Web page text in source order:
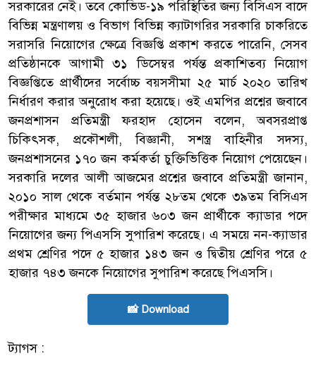
সরকারের নেই। তবে কোভিড-১৯ পরিস্থিতির জন্য বিসিএস বাদে
বিভিন্ন মন্ত্রণালয় ও বিভাগ বিভিন্ন ক্যাটাগরির সরকারি চাকরিতে
সরাসরি নিয়োগের ক্ষেত্রে বিজ্ঞপ্তি প্রকাশ করতে পারেনি, সেসব
প্রতিষ্ঠানকে আগামী ৩১ ডিসেম্বর পর্যন্ত প্রকাশিতব্য নিয়োগ
বিজ্ঞপ্তিতে প্রার্থীদের সর্বোচ্চ বয়সসীমা ২৫ মার্চ ২০২০ তারিখ
নির্ধারণ করার অনুরোধ করা হয়েছে। ওই এমপির প্রশ্নের জবাবে
জনপ্রশাসন প্রতিমন্ত্রী ফরহাদ হোসেন বলেন, অবসরপ্রাপ্ত
চিকিৎসক, প্রকৌশলী, বিজ্ঞানী, সশস্ত্র বাহিনীর সদস্য,
জনপ্রশাসনের ১৭০ জন কর্মকর্তা চুক্তিভিত্তিক নিয়োগ পেয়েছেন।
সরকারি দলের আলী আজমের প্রশ্নের জবাবে প্রতিমন্ত্রী জানান,
২০১০ সাল থেকে বর্তমান পর্যন্ত ২৮তম থেকে ৩৯তম বিসিএস
পরীক্ষার মাধ্যমে ৩৫ হাজার ৬০৩ জন প্রার্থীকে ক্যাডার পদে
নিয়োগের জন্য পিএসসি সুপারিশ করেছে। এ সময়ে নন-ক্যাডার
প্রথম শ্রেণির পদে ৫ হাজার ১৪৩ জন ও দ্বিতীয় শ্রেণির পরে ৫
হাজার ৭৪৩ জনকে নিয়োগের সুপারিশ করেছে পিএসসি।
📸 Download
ট্যাগস :